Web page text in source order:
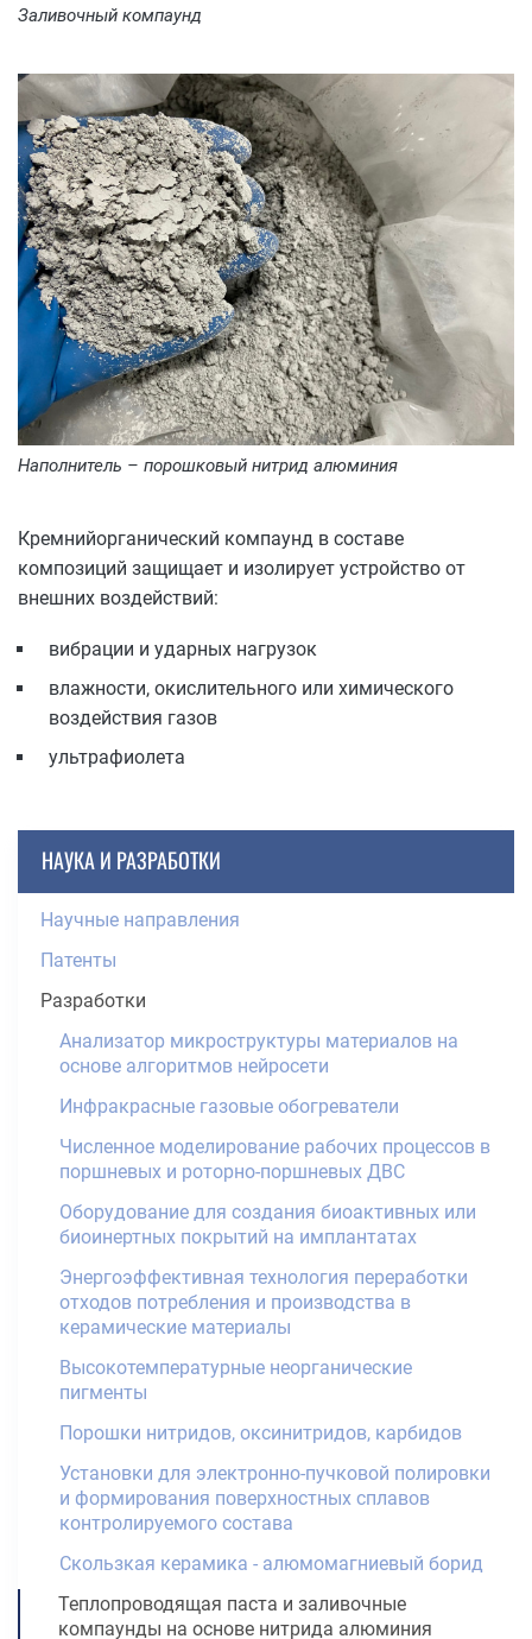
Заливочный компаунд
Наполнитель – порошковый нитрид алюминия
Кремнийорганический компаунд в составе
композиций защищает и изолирует устройство от
внешних воздействий:
вибрации и ударных нагрузок
влажности, окислительного или химического
воздействия газов
ультрафиолета
НАУКА И РАЗРАБОТКИ
Научные направления
Патенты
Разработки
Анализатор микроструктуры материалов на
основе алгоритмов нейросети
Инфракрасные газовые обогреватели
Численное моделирование рабочих процессов в
поршневых и роторно-поршневых ДВС
Оборудование для создания биоактивных или
биоинертных покрытий на имплантатах
Энергоэффективная технология переработки
отходов потребления и производства в
керамические материалы
Высокотемпературные неорганические
пигменты
Порошки нитридов, оксинитридов, карбидов
Установки для электронно-пучковой полировки
и формирования поверхностных сплавов
контролируемого состава
Скользкая керамика - алюмомагниевый борид
Теплопроводящая паста и заливочные
компаунды на основе нитрида алюминия